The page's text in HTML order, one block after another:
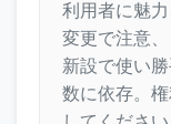
利用者に魅
変更で注意
新設で使い
数に依存。